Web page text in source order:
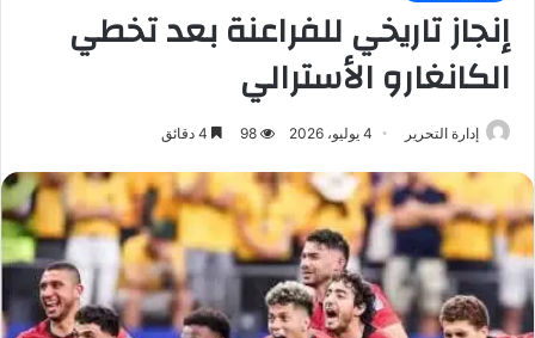
إنجاز تاريخي للفراعنة بعد تخطي
الكانغارو الأسترالي
إدارة التحرير 4 يوليو، 2026 98